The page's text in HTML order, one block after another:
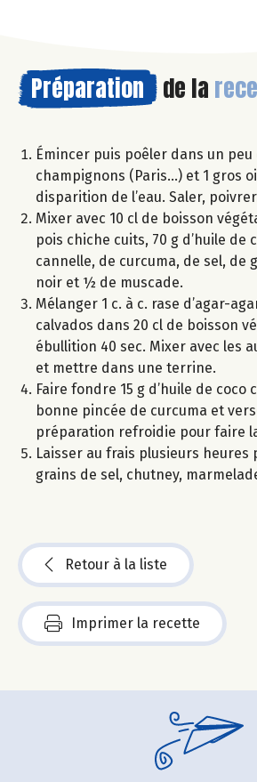
Préparation de la
Émincer puis poêler dans un peu
champignons (Paris…) et 1 gros
disparition de l’eau. Saler,
Mixer avec 10 cl de boisson
pois chiche cuits, 70 g d’huile de
cannelle, de curcuma, de sel, de
noir et ½ de muscade.
Mélanger 1 c. à c. rase d’agar-
calvados dans 20 cl de boisson
ébullition 40 sec. Mixer avec les
et mettre dans une terrine.
Faire fondre 15 g d’huile de coco
bonne pincée de curcuma et
préparation refroidie pour faire
Laisser au frais plusieurs heures
grains de sel, chutney,
Retour à la liste
Imprimer la recette